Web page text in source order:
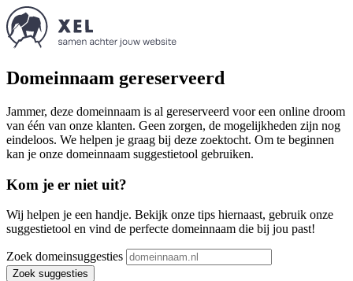
Domeinnaam gereserveerd
Jammer, deze domeinnaam is al gereserveerd voor een online droom
van één van onze klanten. Geen zorgen, de mogelijkheden zijn nog
eindeloos. We helpen je graag bij deze zoektocht. Om te beginnen
kan je onze domeinnaam suggestietool gebruiken.
Kom je er niet uit?
Wij helpen je een handje. Bekijk onze tips hiernaast, gebruik onze
suggestietool en vind de perfecte domeinnaam die bij jou past!
Zoek domeinsuggesties
Zoek suggesties